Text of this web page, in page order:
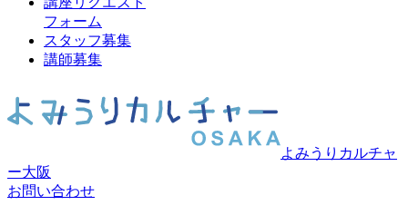
フォーム
スタッフ募集
講師募集
よみうりカルチャ
ー大阪
お問い合わせ